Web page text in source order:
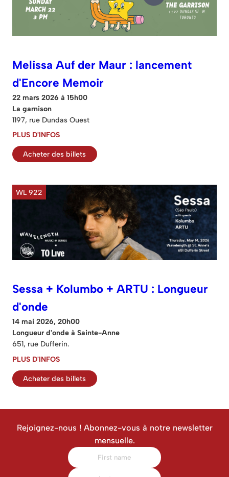
Melissa Auf der Maur : lancement
d'Encore Memoir
22 mars 2026 à 15h00
La garnison
1197, rue Dundas Ouest
PLUS D'INFOS
Acheter des billets
WL 922
Sessa + Kolumbo + ARTU : Longueur
d'onde
14 mai 2026, 20h00
Longueur d'onde à Sainte-Anne
651, rue Dufferin.
PLUS D'INFOS
Acheter des billets
Rejoignez-nous ! Abonnez-vous à notre newsletter
mensuelle.